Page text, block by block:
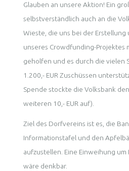
Glauben an unsere Aktion! Ein
selbstverständlich auch an die
Wieste, die uns bei der
unseres Crowdfunding-Projektes
geholfen und es durch die vielen
1.200,- EUR Zuschüssen
Spende stockte die Volksbank
weiteren 10,- EUR auf).
Ziel des Dorfvereins ist es, die
Informationstafel und den
aufzustellen. Eine Einweihung
wäre denkbar.